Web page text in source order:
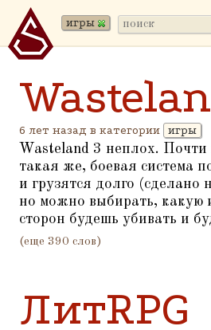
игры
6 лет назад в категории игры
Wasteland 3 неплох.
такая же, боевая система
и грузятся долго (сделано
но можно выбирать, какую
сторон будешь убивать и
(еще 390 слов)
ЛитRPG